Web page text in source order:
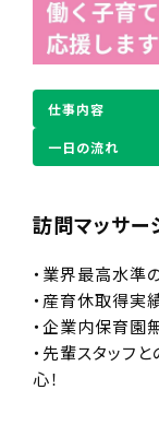
仕事内容
一日の流れ
訪問マッサ
・業界最高水準
・産育休取得実
・企業内保育園
・先輩スタッフ
心！